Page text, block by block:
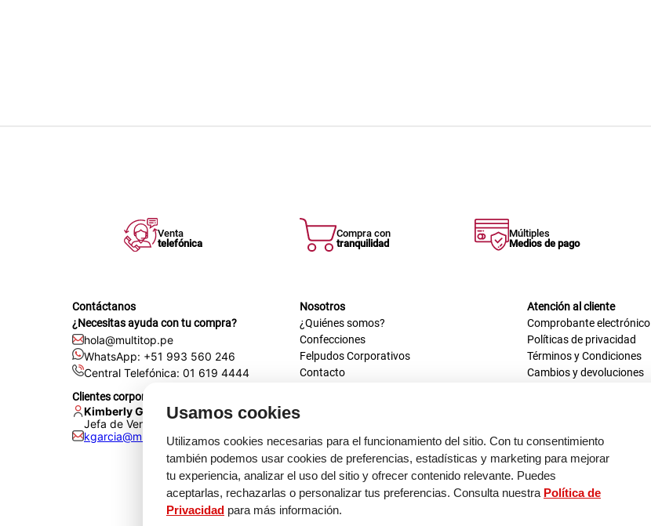
Usamos cookies
Utilizamos cookies necesarias para el funcionamiento del sitio. Con tu consentimiento
también podemos usar cookies de preferencias, estadísticas y marketing para mejorar
tu experiencia, analizar el uso del sitio y ofrecer contenido relevante. Puedes
aceptarlas, rechazarlas o personalizar tus preferencias. Consulta nuestra Política de
Privacidad para más información.
Venta
telefónica
Compra con
tranquilidad
Múltiples
Medios de pago
Contáctanos
¿Necesitas ayuda con tu compra?
hola@multitop.pe
WhatsApp: +51 993 560 246
Central Telefónica: 01 619 4444
Clientes corporativos
Kimberly Garcia
Jefa de Ventas Empresas
kgarcia@multitop.pe
Nosotros
¿Quiénes somos?
Confecciones
Felpudos Corporativos
Contacto
Tienda física
Av. Iquitos 670 - 699, La Victoria
L-S: 8:00 a.m. - 6:30 p.m.
Feriados: 9:00 a.m. - 5:00 p.m.
Atención al cliente
Comprobante electrónico
Políticas de privacidad
Términos y Condiciones
Cambios y devoluciones